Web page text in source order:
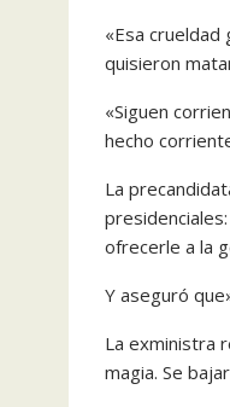
«Esa crueldad
quisieron
«Siguen
hecho
La
ofrecerle a la
Y aseguró
La exministra
magia. Se